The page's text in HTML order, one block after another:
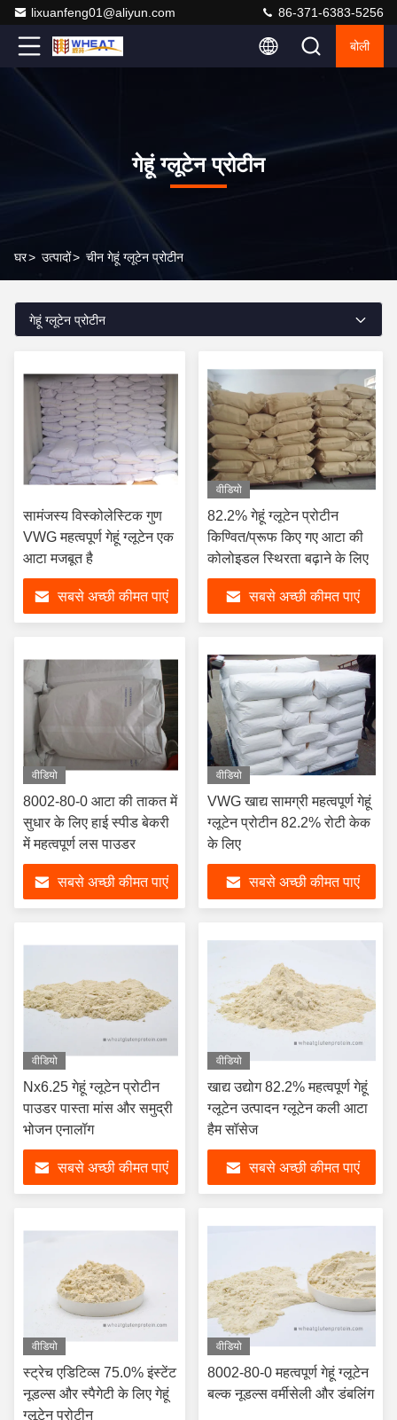
lixuanfeng01@aliyun.com 86-371-6383-5256
बोली
गेहूं ग्लूटेन प्रोटीन
घर> उत्पादों> चीन गेहूं ग्लूटेन प्रोटीन
गेहूं ग्लूटेन प्रोटीन
सामंजस्य विस्कोलेस्टिक गुण
VWG महत्वपूर्ण गेहूं ग्लूटेन एक
आटा मजबूत है
सबसे अच्छी कीमत पाएं
वीडियो
82.2% गेहूं ग्लूटेन प्रोटीन
किण्वित/प्रूफ किए गए आटा की
कोलोइडल स्थिरता बढ़ाने के लिए
सबसे अच्छी कीमत पाएं
वीडियो
8002-80-0 आटा की ताकत में
सुधार के लिए हाई स्पीड बेकरी
में महत्वपूर्ण लस पाउडर
सबसे अच्छी कीमत पाएं
वीडियो
VWG खाद्य सामग्री महत्वपूर्ण गेहूं
ग्लूटेन प्रोटीन 82.2% रोटी केक
के लिए
सबसे अच्छी कीमत पाएं
वीडियो
Nx6.25 गेहूं ग्लूटेन प्रोटीन
पाउडर पास्ता मांस और समुद्री
भोजन एनालॉग
सबसे अच्छी कीमत पाएं
वीडियो
खाद्य उद्योग 82.2% महत्वपूर्ण गेहूं
ग्लूटेन उत्पादन ग्लूटेन कली आटा
हैम सॉसेज
सबसे अच्छी कीमत पाएं
वीडियो
स्ट्रेच एडिटिव्स 75.0% इंस्टेंट
नूडल्स और स्पैगेटी के लिए गेहूं
ग्लूटेन प्रोटीन
वीडियो
8002-80-0 महत्वपूर्ण गेहूं ग्लूटेन
बल्क नूडल्स वर्मीसेली और डंबलिंग